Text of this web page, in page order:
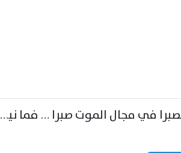
فصبرا في مجال الموت صبرا … فما نيل الخلود بمستطاع